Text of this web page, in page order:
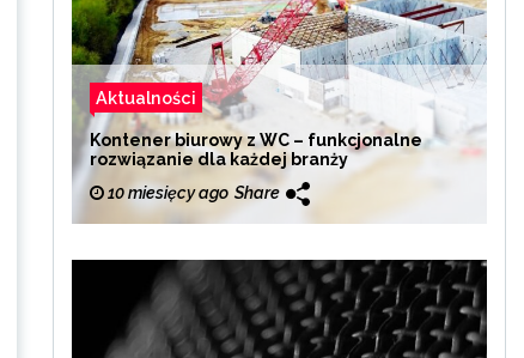
Aktualności
Kontener biurowy z WC – funkcjonalne
rozwiązanie dla każdej branży
10 miesięcy ago Share